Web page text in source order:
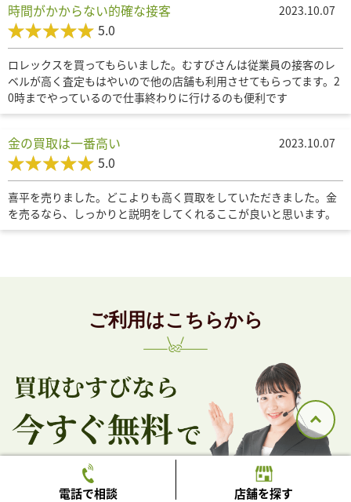
時間がかからない的確な接客
5.0
2023.10.07
ロレックスを買ってもらいました。むすびさんは従業員の接客のレ
ベルが高く査定もはやいので他の店舗も利用させてもらってます。2
0時までやっているので仕事終わりに行けるのも便利です
金の買取は一番高い
5.0
2023.10.07
喜平を売りました。どこよりも高く買取をしていただきました。金
を売るなら、しっかりと説明をしてくれるここが良いと思います。
ご利用はこちらから
電話で相談 店舗を探す